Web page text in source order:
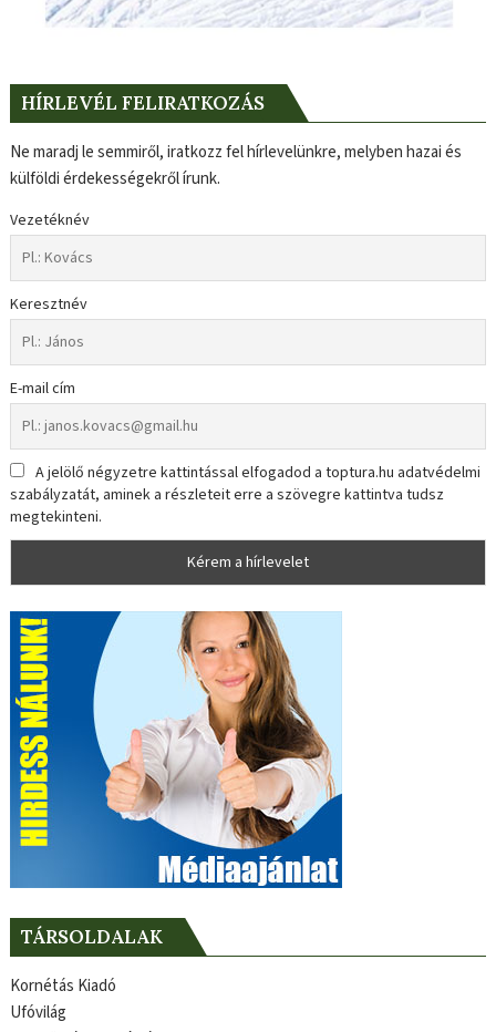
HÍRLEVÉL FELIRATKOZÁS
Ne maradj le semmiről, iratkozz fel hírlevelünkre, melyben hazai és
külföldi érdekességekről írunk.
Vezetéknév
Keresztnév
E-mail cím
A jelölő négyzetre kattintással elfogadod a toptura.hu adatvédelmi
szabályzatát, aminek a részleteit erre a szövegre kattintva tudsz
megtekinteni.
TÁRSOLDALAK
Kornétás Kiadó
Ufóvilág